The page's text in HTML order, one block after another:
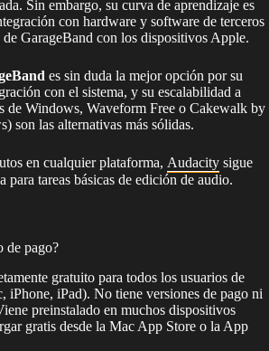
Sin embargo, su curva de aprendizaje es
con hardware y software de terceros
GarageBand con los dispositivos Apple.
es sin duda la mejor opción por su
con el sistema, y su escalabilidad a
de Windows, Waveform Free o Cakewalk by
son las alternativas más sólidas.
en cualquier plataforma, Audacity sigue
para tareas básicas de edición de audio.
de pago?
gratuito para todos los usuarios de
iPhone, iPad). No tiene versiones de pago ni
preinstalado en muchos dispositivos
gratis desde la Mac App Store o la App